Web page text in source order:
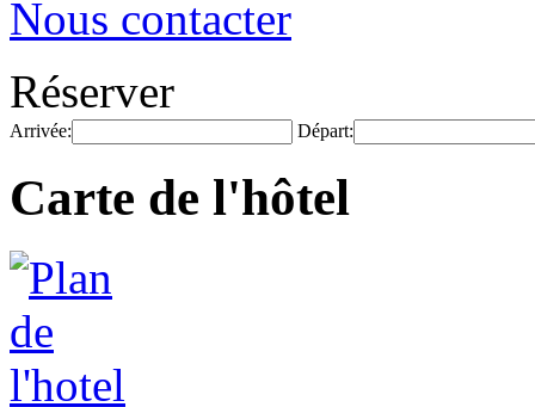
Nous contacter
Réserver
Arrivée: Départ:
Carte de l'hôtel